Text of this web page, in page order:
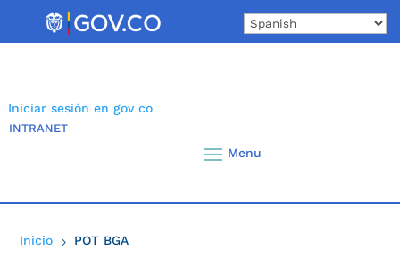
Iniciar sesión en gov co
INTRANET
Inicio 5 POT BGA